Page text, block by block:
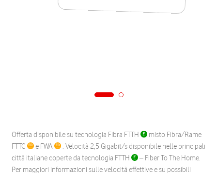
Offerta disponibile su tecnologia Fibra FTTH
misto Fibra/Rame
FTTC
e FWA
. Velocità 2,5 Gigabit/s disponibile nelle principali
città italiane coperte da tecnologia FTTH
– Fiber To The Home.
Per maggiori informazioni sulle velocità effettive e su possibili